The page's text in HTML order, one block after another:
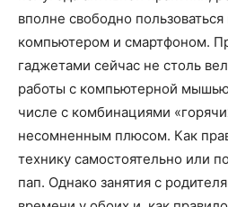
вполне свободно
компьютером и смартфоном.
гаджетами сейчас не столь
работы с компьютерной
числе с комбинациями
несомненным плюсом. Как
технику самостоятельно или
пап. Однако занятия с